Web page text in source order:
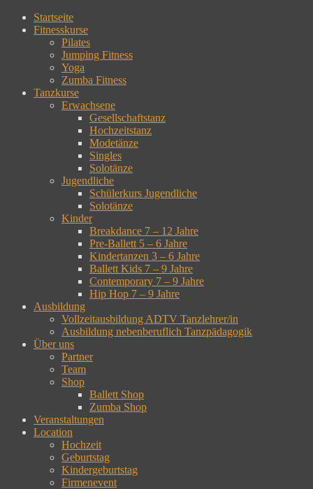
Zum
Inhalt
Startseite
Fitnesskurse
Pilates
Jumping Fitness
Yoga
Zumba Fitness
Tanzkurse
Erwachsene
Gesellschaftstanz
Hochzeitstanz
Modetänze
Singles
Solotänze
Jugendliche
Schülerkurs Jugendliche
Solotänze
Kinder
Breakdance 7 – 12 Jahre
Pre-Ballett 5 – 6 Jahre
Kindertanzen 3 – 6 Jahre
Ballett Kids 7 – 9 Jahre
Contemporary 7 – 9 Jahre
Hip Hop 7 – 9 Jahre
Ausbildung
Vollzeitausbildung ADTV Tanzlehrer/in
Ausbildung nebenberuflich Tanzpädagogik
Über uns
Partner
Team
Shop
Ballett Shop
Zumba Shop
Veranstaltungen
Location
Hochzeit
Geburtstag
Kindergeburtstag
Firmenevent